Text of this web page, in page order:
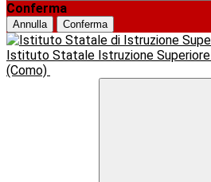
Conferma
Annulla Conferma
Istituto Statale Istruzione Superiore
(Como)